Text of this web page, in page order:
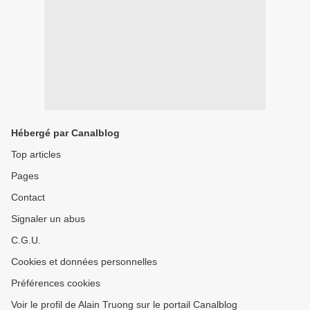
Hébergé par Canalblog
Top articles
Pages
Contact
Signaler un abus
C.G.U.
Cookies et données personnelles
Préférences cookies
Voir le profil de Alain Truong sur le portail Canalblog